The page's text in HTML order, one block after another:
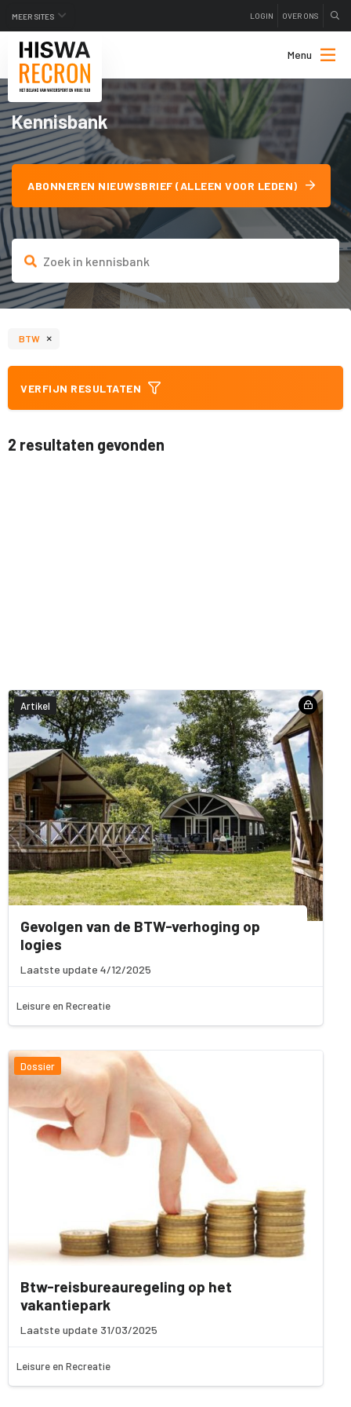
MEER SITES LOGIN OVER ONS
Menu
Kennisbank
ABONNEREN NIEUWSBRIEF (ALLEEN VOOR LEDEN)
BTW ×
VERFIJN RESULTATEN
2 resultaten gevonden
Artikel
Gevolgen van de BTW-verhoging op
logies
Laatste update 4/12/2025
Leisure en Recreatie
Dossier
Btw-reisbureauregeling op het
vakantiepark
Laatste update 31/03/2025
Leisure en Recreatie